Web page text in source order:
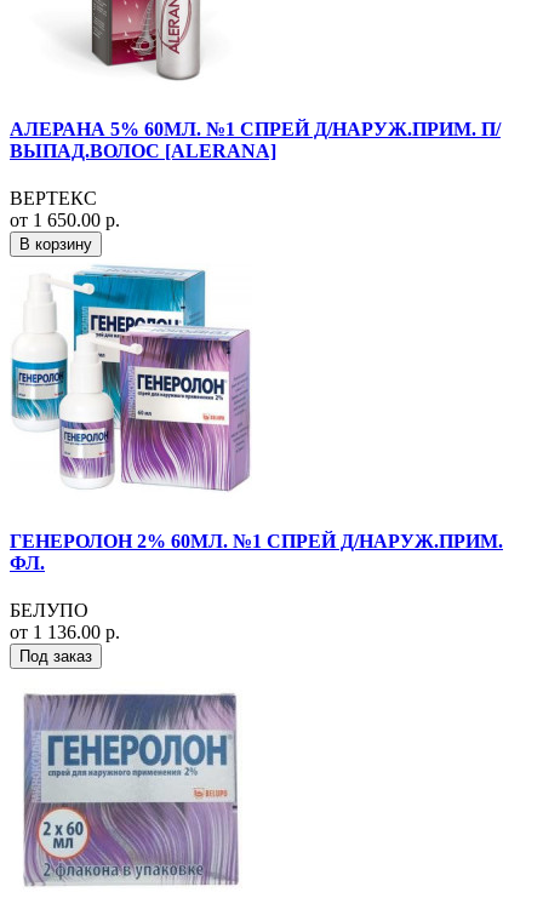
АЛЕРАНА 5% 60МЛ. №1 СПРЕЙ Д/НАРУЖ.ПРИМ. П/
ВЫПАД.ВОЛОС [ALERANA]
ВЕРТЕКС
от 1 650.00 р.
В корзину
ГЕНЕРОЛОН 2% 60МЛ. №1 СПРЕЙ Д/НАРУЖ.ПРИМ.
ФЛ.
БЕЛУПО
от 1 136.00 р.
Под заказ